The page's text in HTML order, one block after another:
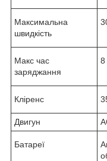
Максимальна
швидкість
Макс час
заряджання
8
Кліренс
Двигун
Батареї